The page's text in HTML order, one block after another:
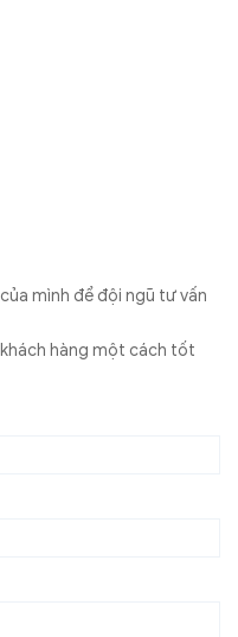
mình để đội ngũ tư vấn
hàng một cách tốt